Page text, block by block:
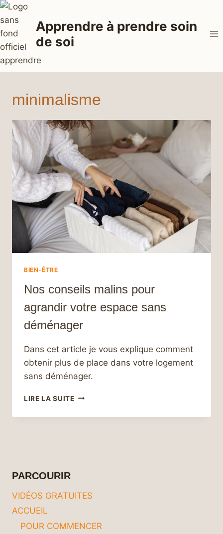
Aller
au
contenu
Apprendre à prendre soin
de soi
minimalisme
BIEN-ÊTRE
Nos conseils malins pour
agrandir votre espace sans
déménager
Dans cet article je vous explique comment
obtenir plus de place dans votre logement
sans déménager.
LIRE LA SUITENOS
MALINS
PARCOURIR
VIDÉOS GRATUITES
ACCUEIL
POUR COMMENCER